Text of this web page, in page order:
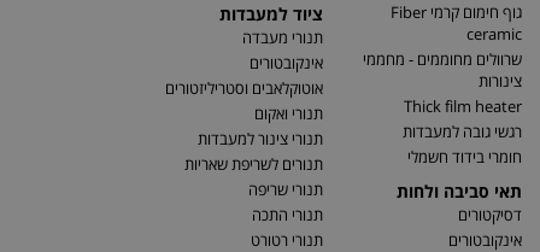
גוף חימום קרמי Fiber
ceramic
שרוולים מחוממים - מחממי
צינורות
Thick film heater
רגשי גובה למעבדות
חומרי בידוד חשמלי
תאי סביבה ולחות
דסיקטורים
אינקובטורים
ציוד למעבדות
תנורי מעבדה
אינקובטורים
אוטוקלאבים וסטריליזטורים
תנורי ואקום
תנורי צינור למעבדות
תנורים לשריפת שאריות
תנורי שריפה
תנורי התכה
תנורי רטורט